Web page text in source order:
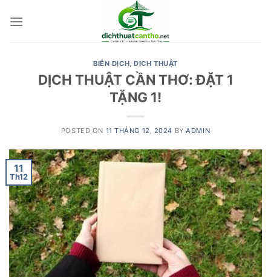
BIÊN DỊCH,DỊCH THUẬT
DỊCH THUẬT CẦN THƠ: ĐẶT 1
TẶNG 1!
POSTED ON 11 THÁNG 12, 2024 BYADMIN
11
Th12